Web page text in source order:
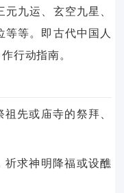
九运、玄空九星、
等。即古代中国人
行动指南。
先或庙寺的祭拜、
祈求神明降福或设醮